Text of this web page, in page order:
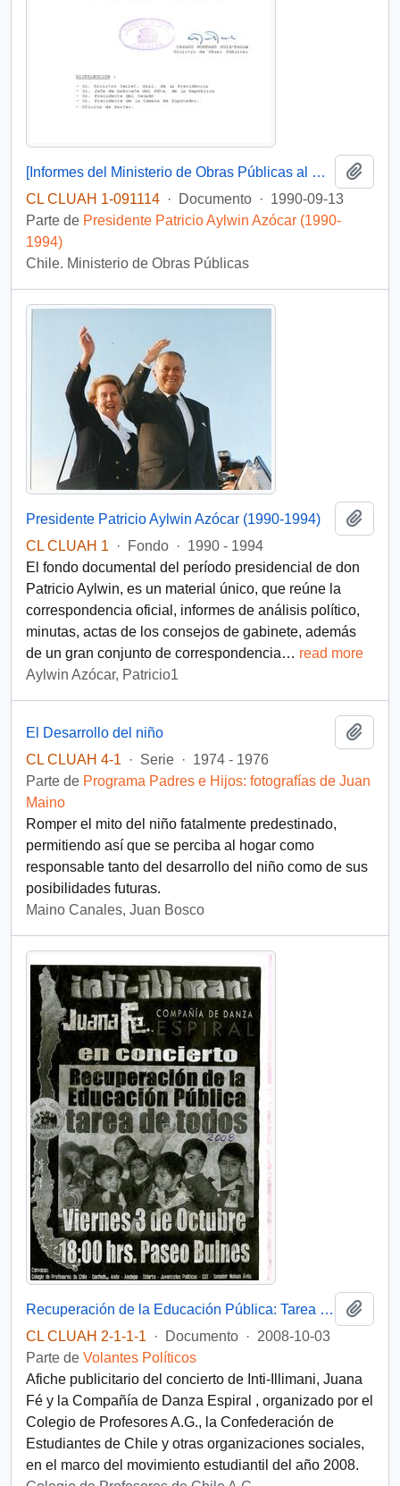
[Informes del Ministerio de Obras Públicas al Parlamento]
CL CLUAH 1-091114 · Documento · 1990-09-13
Parte de Presidente Patricio Aylwin Azócar (1990-
1994)
Chile. Ministerio de Obras Públicas
Presidente Patricio Aylwin Azócar (1990-1994)
CL CLUAH 1
· Fondo · 1990 - 1994
El fondo documental del período presidencial de don
Patricio Aylwin, es un material único, que reúne la
correspondencia oficial, informes de análisis político,
minutas, actas de los consejos de gabinete, además
de un gran conjunto de correspondencia… read more
Aylwin Azócar, Patricio1
El Desarrollo del niño
CL CLUAH 4-1
· Serie · 1974 - 1976
Parte de Programa Padres e Hijos: fotografías de Juan
Maino
Romper el mito del niño fatalmente predestinado,
permitiendo así que se perciba al hogar como
responsable tanto del desarrollo del niño como de sus
posibilidades futuras.
Maino Canales, Juan Bosco
Recuperación de la Educación Pública: Tarea de todos
CL CLUAH 2-1-1-1
· Documento · 2008-10-03
Parte de Volantes Políticos
Afiche publicitario del concierto de Inti-Illimani, Juana
Fé y la Compañía de Danza Espiral , organizado por el
Colegio de Profesores A.G., la Confederación de
Estudiantes de Chile y otras organizaciones sociales,
en el marco del movimiento estudiantil del año 2008.